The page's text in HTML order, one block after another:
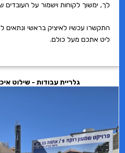
לך, ימשוך לקוחות וישמור על העובדים
התקשרו עכשיו לאיציק בראשי ונתאים
ליט אתכם מעל כולם.
גלריית עבודות - שילוט